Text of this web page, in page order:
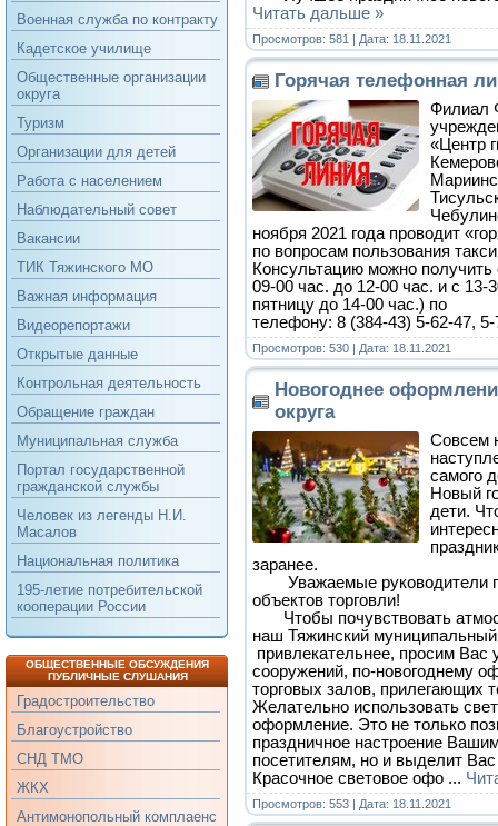
Военная служба по контракту
Кадетское училище
Общественные организации
округа
Туризм
Организации для детей
Работа с населением
Наблюдательный совет
Вакансии
ТИК Тяжинского МО
Важная информация
Видеорепортажи
Открытые данные
Контрольная деятельность
Обращение граждан
Муниципальная служба
Портал государственной
гражданской службы
Человек из легенды Н.И.
Масалов
Национальная политика
195-летие потребительской
кооперации России
ОБЩЕСТВЕННЫЕ ОБСУЖДЕНИЯ
ПУБЛИЧНЫЕ СЛУШАНИЯ
Градостроительство
Благоустройство
СНД ТМО
ЖКХ
Антимонопольный комплаенс
Читать дальше »
Просмотров: 581 | Дата: 18.11.2021
Горячая телефонная
Филиал
«Центр
ноября 2021 года проводит
по вопросам пользования
Консультацию можно
09-00 час. до 12-00 час. и с 13-
пятницу до 14-00 час.) по
телефону: 8 (384-43) 5-62-47, 5-
Просмотров: 530 | Дата: 18.11.2021
Новогоднее
округа
Совсем
самого
Новый
дети.
заранее.
Уважаемые руководители
объектов торговли!
Чтобы почувствовать
наш Тяжинский муниципальный
привлекательнее, просим Вас
сооружений, по-новогоднему
торговых залов, прилегающих
Желательно использовать
оформление. Это не только
праздничное настроение
посетителям, но и выделит
Красочное световое офо ...
Просмотров: 553 | Дата: 18.11.2021